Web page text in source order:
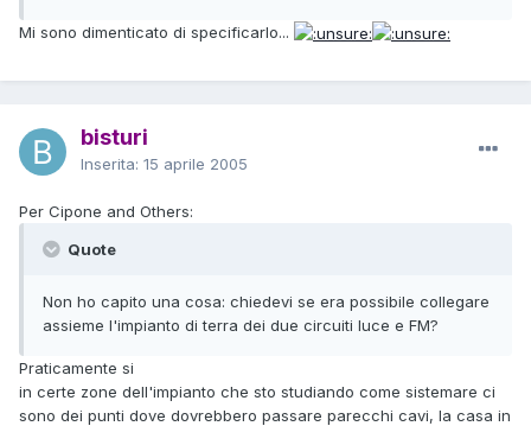
Mi sono dimenticato di specificarlo...
bisturi
Inserita: 15 aprile 2005
Per Cipone and Others:
Quote
Non ho capito una cosa: chiedevi se era possibile collegare
assieme l'impianto di terra dei due circuiti luce e FM?
Praticamente si
in certe zone dell'impianto che sto studiando come sistemare ci
sono dei punti dove dovrebbero passare parecchi cavi, la casa in